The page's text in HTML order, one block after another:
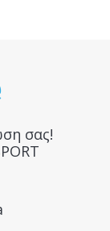
σας!